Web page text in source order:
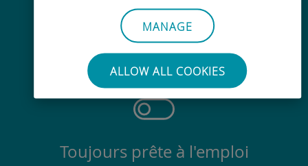
MANAGE
ALLOW ALL COOKIES
Sans effort
Pas besoin de retirer votre carte
SIM existante
Toujours prête à l'emploi